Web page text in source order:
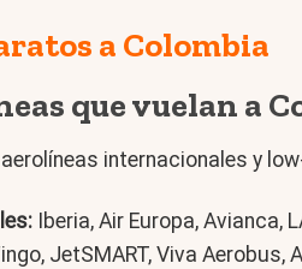
a Colombia
que vuelan a
internacionales y
Iberia, Air Europa, Avianca,
JetSMART, Viva Aerobus,